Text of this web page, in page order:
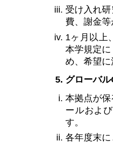
受け入れ
費、謝金
1ヶ月以上
本学規定
め、希望
5. グローバ
本拠点が
ールおよ
す。
各年度末